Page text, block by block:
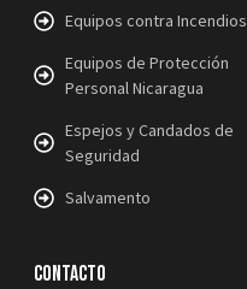
Equipos contra Incendios
Equipos de Protección
Personal Nicaragua
Espejos y Candados de
Seguridad
Salvamento
Contacto